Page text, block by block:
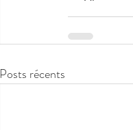
Posts récents